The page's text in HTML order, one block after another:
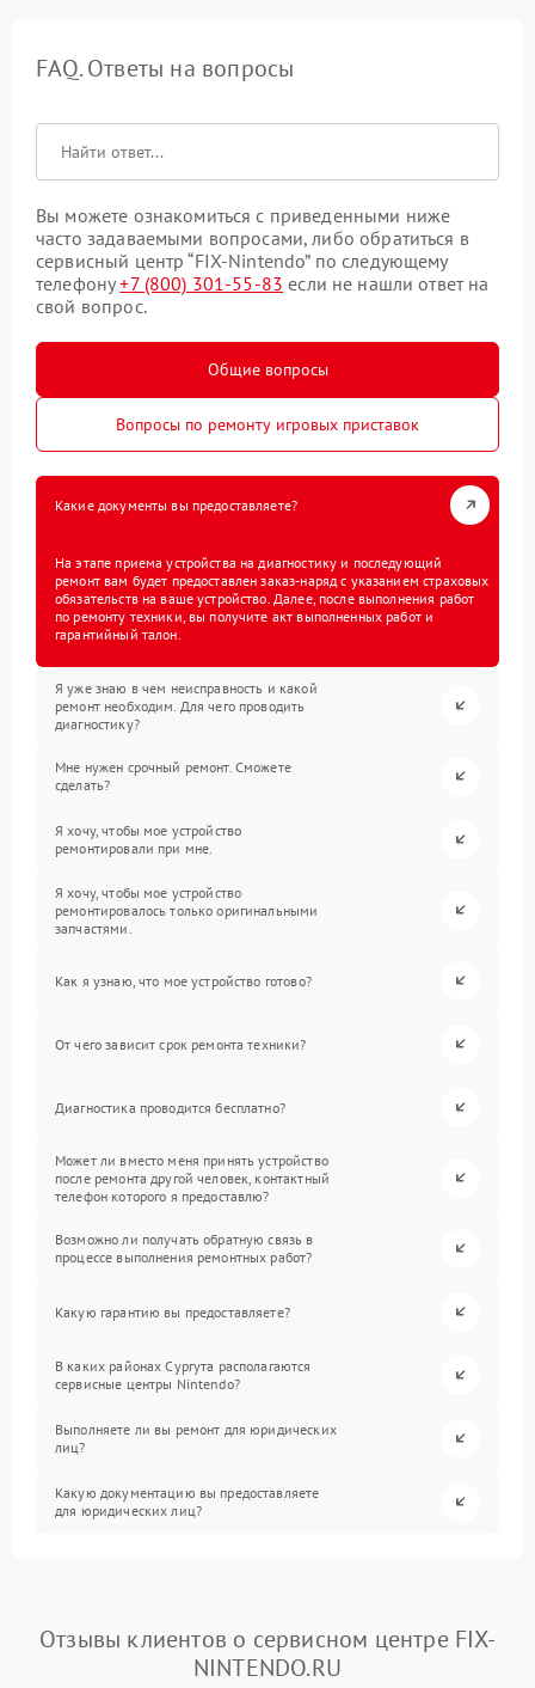
FAQ. Ответы на вопросы
Вы можете ознакомиться с приведенными ниже
часто задаваемыми вопросами, либо обратиться в
сервисный центр “FIX-Nintendo” по следующему
телефону+7 (800) 301-55-83 если не нашли ответ на
свой вопрос.
Общие вопросы
Вопросы по ремонту игровых приставок
Какие документы вы предоставляете?
На этапе приема устройства на диагностику и последующий
ремонт вам будет предоставлен заказ-наряд с указанием страховых
обязательств на ваше устройство. Далее, после выполнения работ
по ремонту техники, вы получите акт выполненных работ и
гарантийный талон.
Я уже знаю в чем неисправность и какой
ремонт необходим. Для чего проводить
диагностику?
Мне нужен срочный ремонт. Сможете
сделать?
Я хочу, чтобы мое устройство
ремонтировали при мне.
Я хочу, чтобы мое устройство
ремонтировалось только оригинальными
запчастями.
Как я узнаю, что мое устройство готово?
От чего зависит срок ремонта техники?
Диагностика проводится бесплатно?
Может ли вместо меня принять устройство
после ремонта другой человек, контактный
телефон которого я предоставлю?
Возможно ли получать обратную связь в
процессе выполнения ремонтных работ?
Какую гарантию вы предоставляете?
В каких районах Сургута располагаются
сервисные центры Nintendo?
Выполняете ли вы ремонт для юридических
лиц?
Какую документацию вы предоставляете
для юридических лиц?
Отзывы клиентов о сервисном центре FIX-
NINTENDO.RU